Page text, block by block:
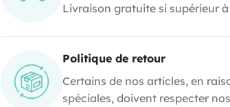
Livraison gratuite si supérieur
Politique de retour
Certains de nos articles, en
spéciales, doivent respecter